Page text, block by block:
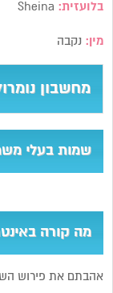
בלועזית:
מין: נקבה
מחשבון
שמות בעלי
מה קורה
אהבתם את פירוש